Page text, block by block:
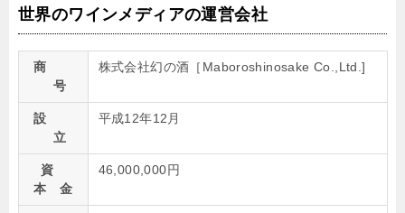
世界のワインメディアの運営会社
商
号
株式会社幻の酒［Maboroshinosake Co.,Ltd.]
設
立
平成12年12月
資
本 金
46,000,000円